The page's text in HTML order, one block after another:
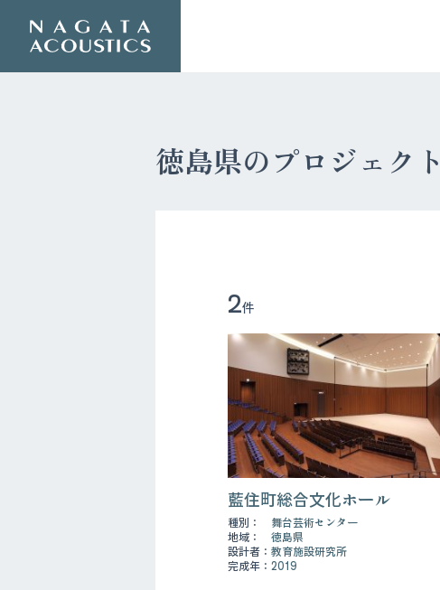
徳島県のプロジェクト
2件
藍住町総合文化ホール
種別：
舞台芸術センター
地域：
徳島県
設計者： 教育施設研究所
完成年： 2019